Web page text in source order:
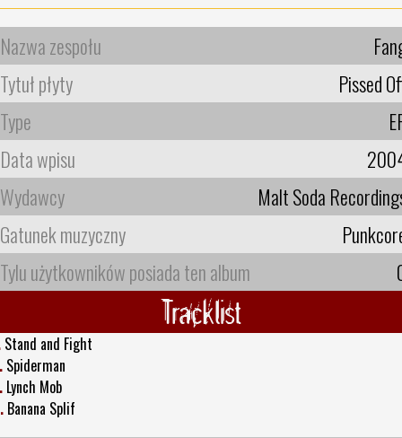
Nazwa zespołu
Tytuł płyty
Pissed
Type
Data wpisu
Wydawcy
Malt Soda
Gatunek muzyczny
Tylu użytkowników posiada ten album
Tracklist
Stand and Fight
Spiderman
Lynch Mob
Banana Splif